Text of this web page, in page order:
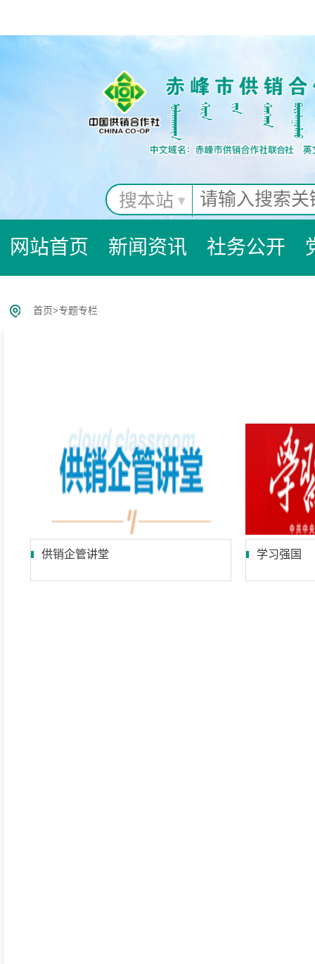
搜本站
网站首页 新闻资讯 社务公开
首页>专题专栏
供销企管讲堂 学习强国